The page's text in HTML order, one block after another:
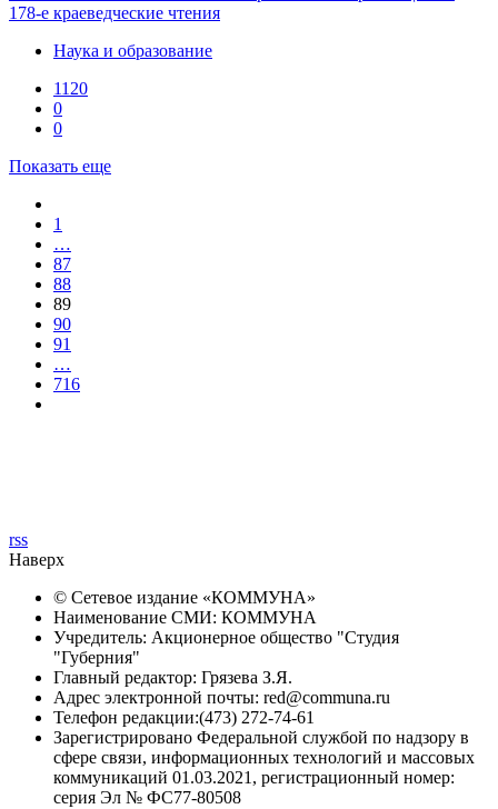
178-е краеведческие чтения
Наука и образование
1120
0
0
Показать еще
1
…
87
88
89
90
91
…
716
rss
Наверх
© Сетевое издание «КОММУНА»
Наименование СМИ: КОММУНА
Учредитель: Акционерное общество "Студия
"Губерния"
Главный редактор: Грязева З.Я.
Адрес электронной почты: red@communa.ru
Телефон редакции:(473) 272-74-61
Зарегистрировано Федеральной службой по надзору в
сфере связи, информационных технологий и массовых
коммуникаций 01.03.2021, регистрационный номер:
серия Эл № ФС77-80508